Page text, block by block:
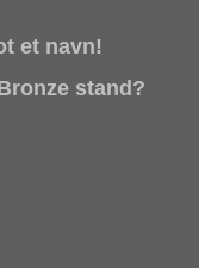
et navn!
stand?